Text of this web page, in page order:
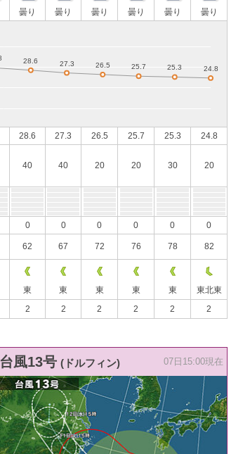
曇り 曇り 曇り 曇り 曇り 曇り
28.6 27.3 26.5 25.7 25.3 24.8
40 40 20 20 30 20
0 0 0 0 0 0
62 67 72 76 78 82
東 東 東 東 東
東北東
2 2 2 2 2 2
台風13号 (ドルフィン) 07日15:00現在